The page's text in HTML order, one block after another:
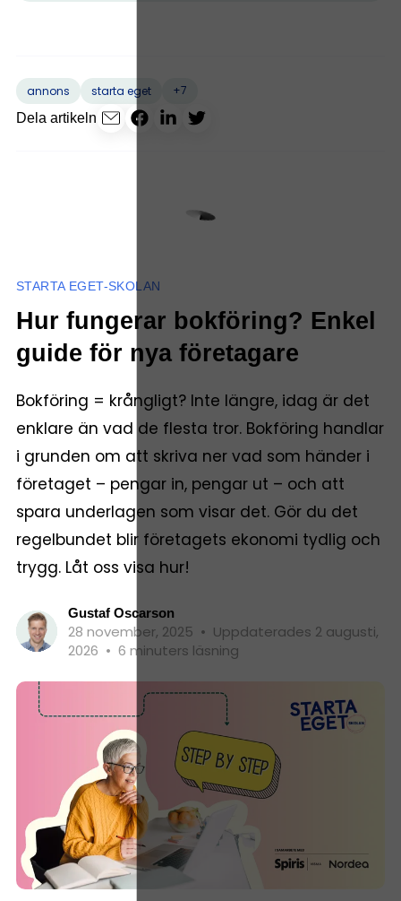
annons starta eget
+7
Dela artikeln
STARTA EGET-SKOLAN
Hur fungerar bokföring? Enkel
guide för nya företagare
Bokföring = krångligt? Inte längre, idag är det
enklare än vad de flesta tror. Bokföring handlar
i grunden om att skriva ner vad som händer i
företaget – pengar in, pengar ut – och att
spara underlagen som visar det. Gör du det
regelbundet blir företagets ekonomi tydlig och
trygg. Låt oss visa hur!
Gustaf Oscarson
28 november, 2025 • Uppdaterades 2 augusti,
2026 • 6 minuters läsning